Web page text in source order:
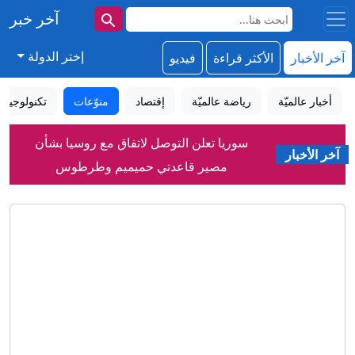
آخر خبر
آخر الأخبار الأكثر قراءة فيديو إختر الدولة
أخبار عالميّة رياضة عالميّة إقتصاد منوّعات تكنولوجيا
آخر الأخبار
سوريا تعلن التوصل لاتفاق مع روسيا بشأن
مصير قاعدتي حميميم وطرطوس
دمشق تعلن التوصل إلى اتفاق مع موسكو